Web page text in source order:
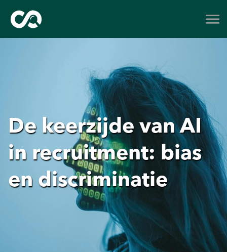
De keerzijde van AI
in recruitment: bias
en discriminatie